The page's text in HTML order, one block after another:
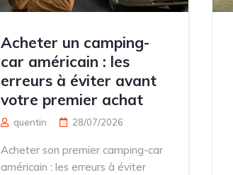
Acheter un camping-
car américain : les
erreurs à éviter avant
votre premier achat
quentin 28/07/2026
Acheter son premier camping-car
américain : les erreurs à éviter